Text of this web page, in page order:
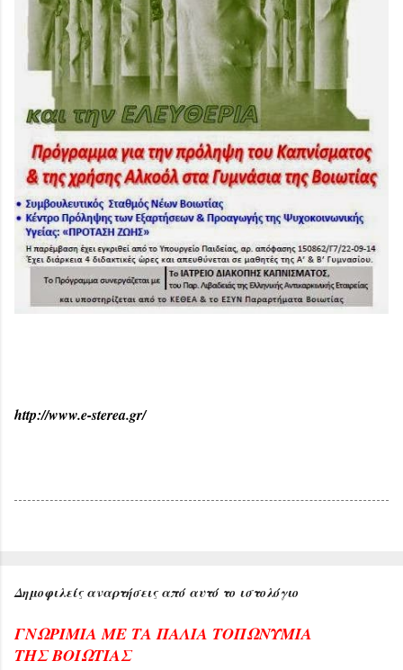
http://www.e-sterea.gr/
Δημοφιλείς αναρτήσεις από αυτό το ιστολόγιο
ΓΝΩΡΙΜΙΑ ΜΕ ΤΑ ΠΑΛΙΑ ΤΟΠΩΝΥΜΙΑ
ΤΗΣ ΒΟΙΩΤΙΑΣ